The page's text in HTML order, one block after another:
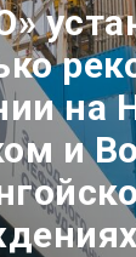
на
и